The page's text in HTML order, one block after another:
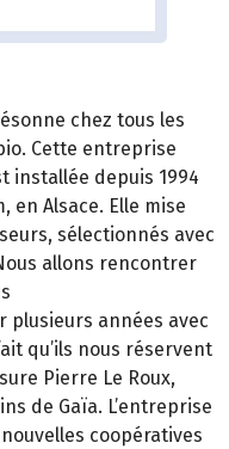
chez tous les
Cette entreprise
installée depuis 1994
en Alsace. Elle mise
sélectionnés avec
allons rencontrer
plusieurs années avec
qu’ils nous réservent
Pierre Le Roux,
de Gaïa. L’entreprise
coopératives